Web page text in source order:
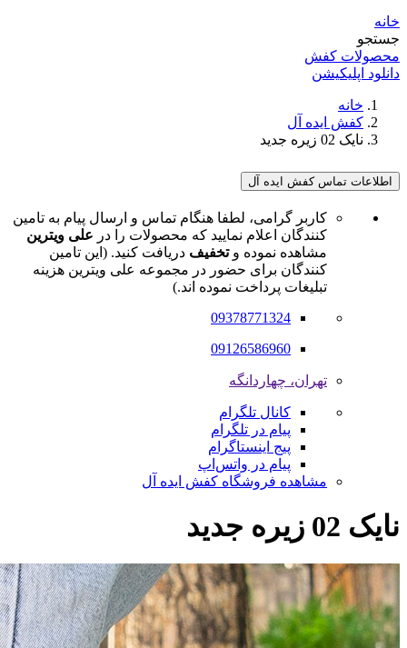
خانه
جستجو
محصولات کفش
دانلود اپلیکیشن
خانه
کفش ایده آل
نایک 02 زیره جدید
اطلاعات تماس کفش ایده آل
کاربر گرامی، لطفا هنگام تماس و ارسال پیام به تامین
کنندگان اعلام نمایید که محصولات را در علی ویترین
مشاهده نموده وتخفیف دریافت کنید. (این تامین
کنندگان برای حضور در مجموعه علی ویترین هزینه
تبلیغات پرداخت نموده اند.)
09378771324
09126586960
تهران، چهاردانگه
کانال تلگرام
پیام در تلگرام
پیج اینستاگرام
پیام در واتس‌اپ
مشاهده فروشگاه کفش ایده آل
نایک 02 زیره جدید